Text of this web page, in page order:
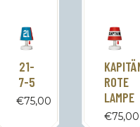
21-
7-5
€75,00
ROTE
LAMPE
€75,00